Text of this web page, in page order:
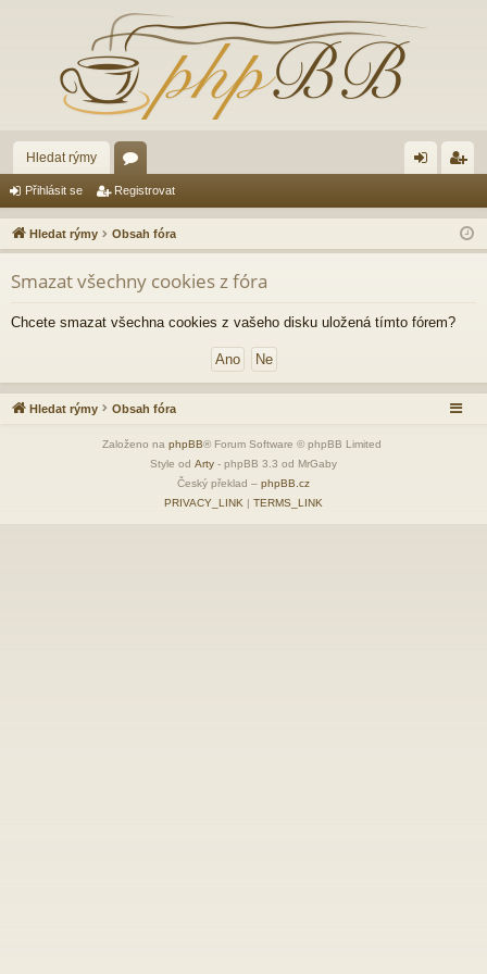
Hledat rýmy
ór
a lá
sit
ist
ro
Přihlásit se Registrovat
Hledat rýmy Obsah fóra
Smazat všechny cookies z fóra
Chcete smazat všechna cookies z vašeho disku uložená tímto fórem?
Hledat rýmy Obsah fóra
Založeno na phpBB® Forum Software © phpBB Limited
Style od Arty - phpBB 3.3 od MrGaby
Český překlad – phpBB.cz
PRIVACY_LINK | TERMS_LINK